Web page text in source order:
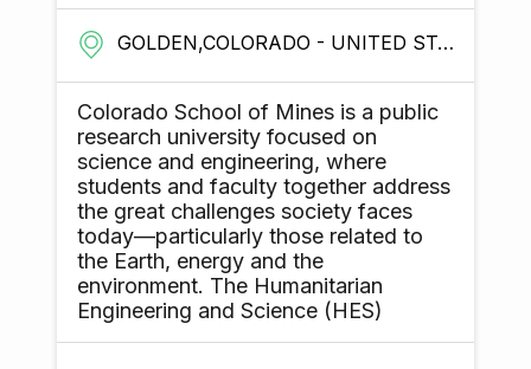
talentosos de escasos recursos.
GOLDEN,COLORADO - UNITED STATES
Colorado School of Mines is a public
research university focused on
science and engineering, where
students and faculty together address
the great challenges society faces
today—particularly those related to
the Earth, energy and the
environment. The Humanitarian
Engineering and Science (HES)